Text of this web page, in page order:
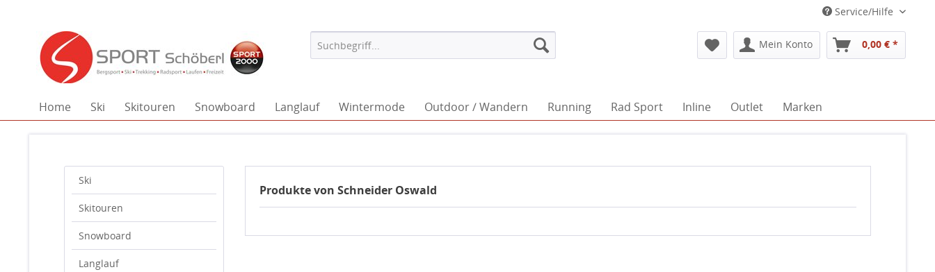
Service/Hilfe
Mein Konto 0,00 € *
Home Ski Skitouren Snowboard Langlauf Wintermode Outdoor / Wandern Running Rad Sport Inline Outlet Marken
Ski
Skitouren
Snowboard
Langlauf
Produkte von Schneider Oswald